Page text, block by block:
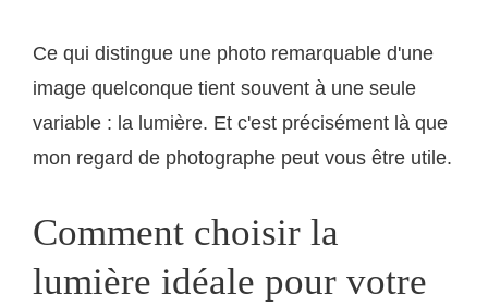
Ce qui distingue une photo remarquable d'une
image quelconque tient souvent à une seule
variable : la lumière. Et c'est précisément là que
mon regard de photographe peut vous être utile.
Comment choisir la
lumière idéale pour votre